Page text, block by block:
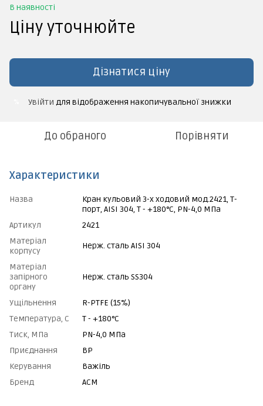
В наявності
Ціну уточнюйте
Дізнатися ціну
Увійти для відображення накопичувальної знижки
До обраного Порівняти
Характеристики
Назва
Кран кульовий 3-х ходовий мод.2421, Т-
порт, AISI 304, Т - +180°C, PN-4,0 МПа
Артикул
2421
Матеріал
корпусу
Нерж. сталь AISI 304
Матеріал
запірного
органу
Нерж. сталь SS304
Ущільнення
R-PTFE (15%)
Температура, С
Т - +180°C
Тиск, МПа
PN-4,0 МПа
Приєднання
ВР
Керування
Важіль
Бренд
АСМ